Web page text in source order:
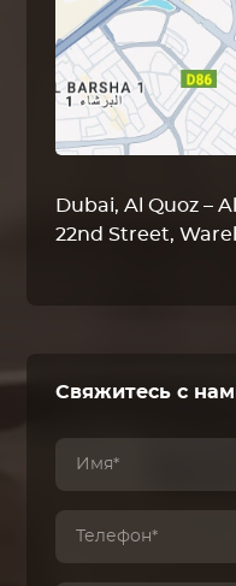
Dubai, Al Quoz –
22nd Street,
Свяжитесь с